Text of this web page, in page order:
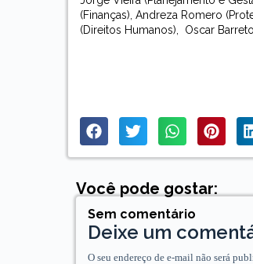
(Finanças), Andreza Romero
(Direitos Humanos), Oscar
Você pode gostar:
Sem comentário
Deixe um
O seu endereço de e-mail não será